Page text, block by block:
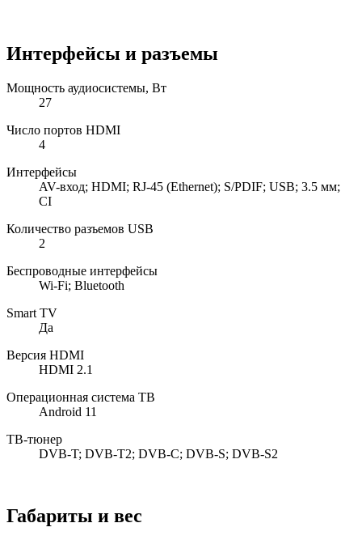
Интерфейсы и разъемы
Мощность аудиосистемы, Вт
27
Число портов HDMI
4
Интерфейсы
AV-вход; HDMI; RJ-45 (Ethernet); S/PDIF; USB; 3.5 мм;
CI
Количество разъемов USB
2
Беспроводные интерфейсы
Wi-Fi; Bluetooth
Smart TV
Да
Версия HDMI
HDMI 2.1
Операционная система ТВ
Android 11
ТВ-тюнер
DVB-T; DVB-T2; DVB-C; DVB-S; DVB-S2
Габариты и вес